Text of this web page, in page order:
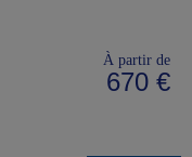
À partir de
670 €